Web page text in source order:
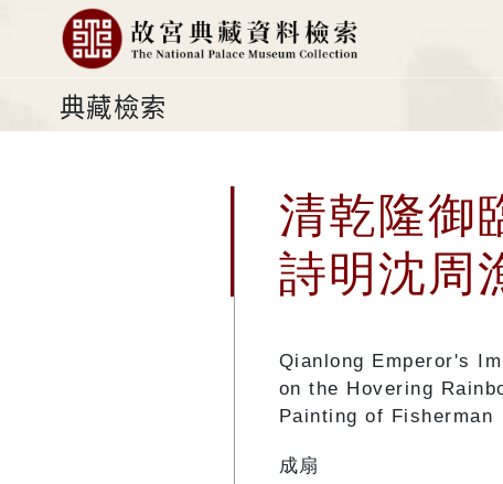
典藏檢索
清乾隆御
詩明沈
Qianlong Emperor's
on the Hovering
Painting of Fisherman
成扇